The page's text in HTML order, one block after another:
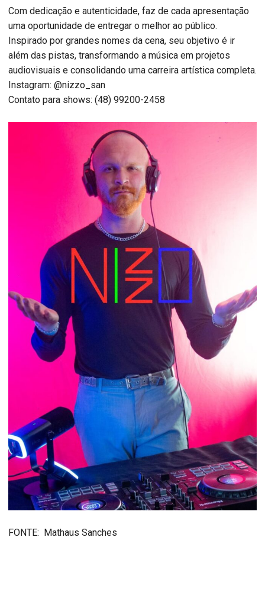
Com dedicação e autenticidade, faz de cada apresentação
uma oportunidade de entregar o melhor ao público.
Inspirado por grandes nomes da cena, seu objetivo é ir
além das pistas, transformando a música em projetos
audiovisuais e consolidando uma carreira artística completa.
Instagram: @nizzo_san
Contato para shows: (48) 99200-2458
FONTE: Mathaus Sanches